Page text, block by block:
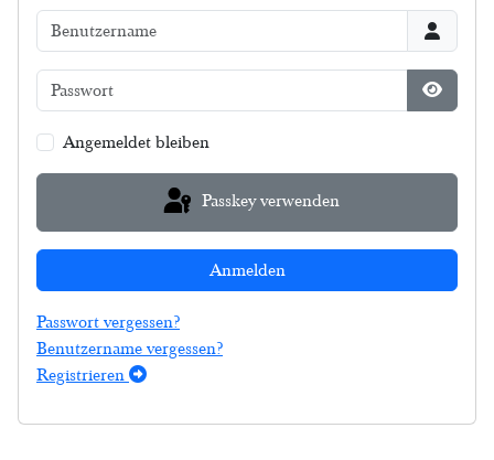
Benutzername
Passwort
Angemeldet bleiben
Passkey verwenden
Anmelden
Passwort vergessen?
Benutzername vergessen?
Registrieren